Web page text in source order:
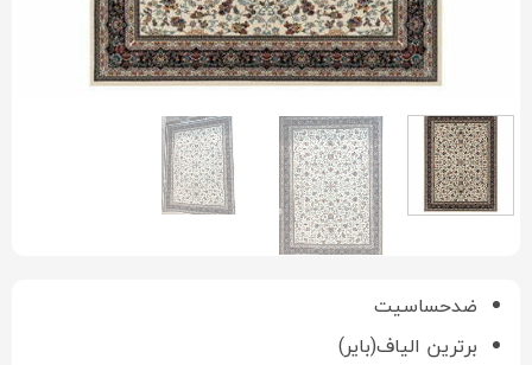
ضدحساسیت
برترین الیاف(بایر)